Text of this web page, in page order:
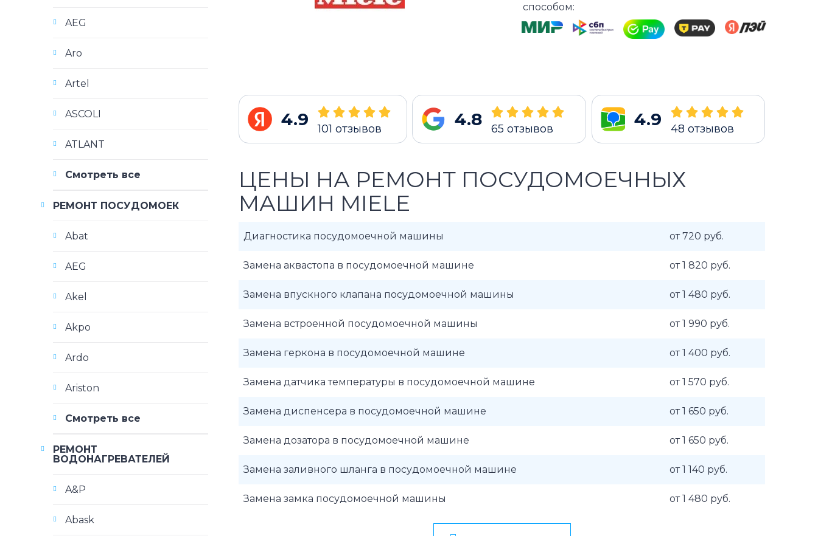
способом:
4.9 101 отзывов 4.8 65 отзывов 4.9 48 отзывов
ЦЕНЫ НА РЕМОНТ ПОСУДОМОЕЧНЫХ
МАШИН MIELE
Диагностика посудомоечной машины от 720 руб.
Замена аквастопа в посудомоечной машине от 1 820 руб.
Замена впускного клапана посудомоечной машины от 1 480 руб.
Замена встроенной посудомоечной машины от 1 990 руб.
Замена геркона в посудомоечной машине от 1 400 руб.
Замена датчика температуры в посудомоечной машине от 1 570 руб.
Замена диспенсера в посудомоечной машине от 1 650 руб.
Замена дозатора в посудомоечной машине от 1 650 руб.
Замена заливного шланга в посудомоечной машине от 1 140 руб.
Замена замка посудомоечной машины от 1 480 руб.
AEG
Aro
Artel
ASCOLI
ATLANT
Смотреть все
РЕМОНТ ПОСУДОМОЕК
Abat
AEG
Akel
Akpo
Ardo
Ariston
Смотреть все
РЕМОНТ
ВОДОНАГРЕВАТЕЛЕЙ
A&P
Abask